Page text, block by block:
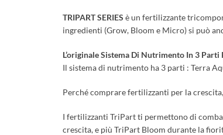
TRIPART SERIES è un fertilizzante
ingredienti (Grow, Bloom e Micro) si può
L’originale Sistema Di Nutrimento In 3
Il sistema di nutrimento ha 3 parti : Terra
Perché comprare fertilizzanti per la
I fertilizzanti TriPart ti permettono di
crescita, e più TriPart Bloom durante la